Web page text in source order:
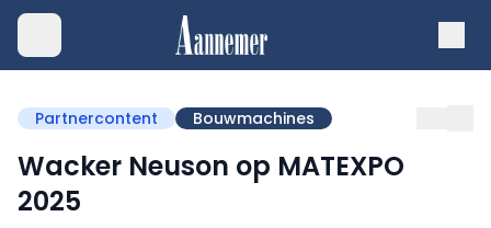
Partnercontent Bouwmachines
Wacker Neuson op MATEXPO
2025